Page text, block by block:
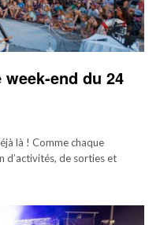
end du 24
là ! Comme chaque
d’activités, de sorties et